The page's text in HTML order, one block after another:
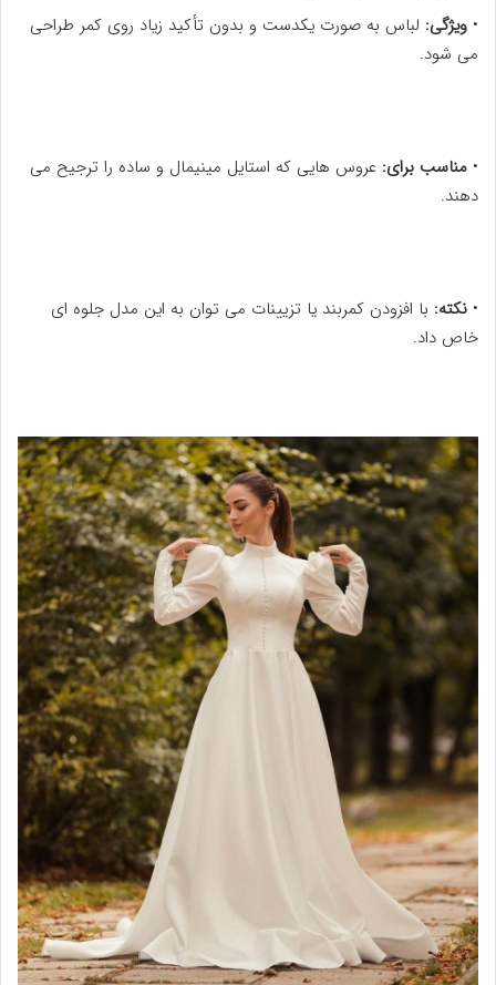
• ویژگی: لباس به صورت یکدست و بدون تأکید زیاد روی کمر طراحی
می شود.
• مناسب برای: عروس هایی که استایل مینیمال و ساده را ترجیح می
دهند.
• نکته: با افزودن کمربند یا تزیینات می توان به این مدل جلوه ای
خاص داد.